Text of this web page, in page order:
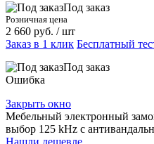
Под заказ
Розничная цена
2 660 руб. / шт
Заказ в 1 клик Бесплатный
Под заказ
Ошибка
Закрыть окно
Мебельный электронный
выбор 125 kHz с
Нашли дешевле